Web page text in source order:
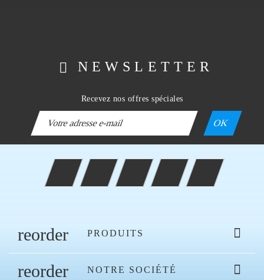
NEWSLETTER
Recevez nos offres spéciales
FacebookTwitter Rss YouTubeInstagram
reorder PRODUITS 
reorder NOTRE SOCIÉTÉ 